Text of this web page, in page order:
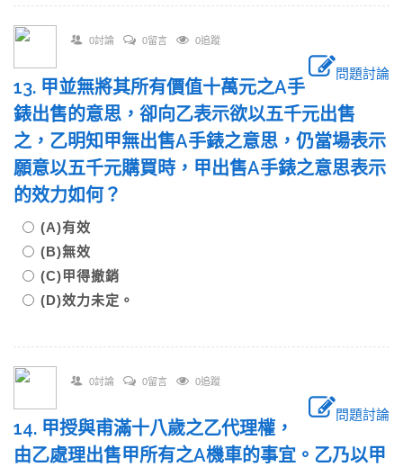
0討論 0留言 0追蹤
問題討論
13. 甲並無將其所有價值十萬元之A手
錶出售的意思，卻向乙表示欲以五千元出售
之，乙明知甲無出售A手錶之意思，仍當場表示
願意以五千元購買時，甲出售A手錶之意思表示
的效力如何？
(A)有效
(B)無效
(C)甲得撤銷
(D)效力未定。
0討論 0留言 0追蹤
問題討論
14. 甲授與甫滿十八歲之乙代理權，
由乙處理出售甲所有之A機車的事宜。乙乃以甲